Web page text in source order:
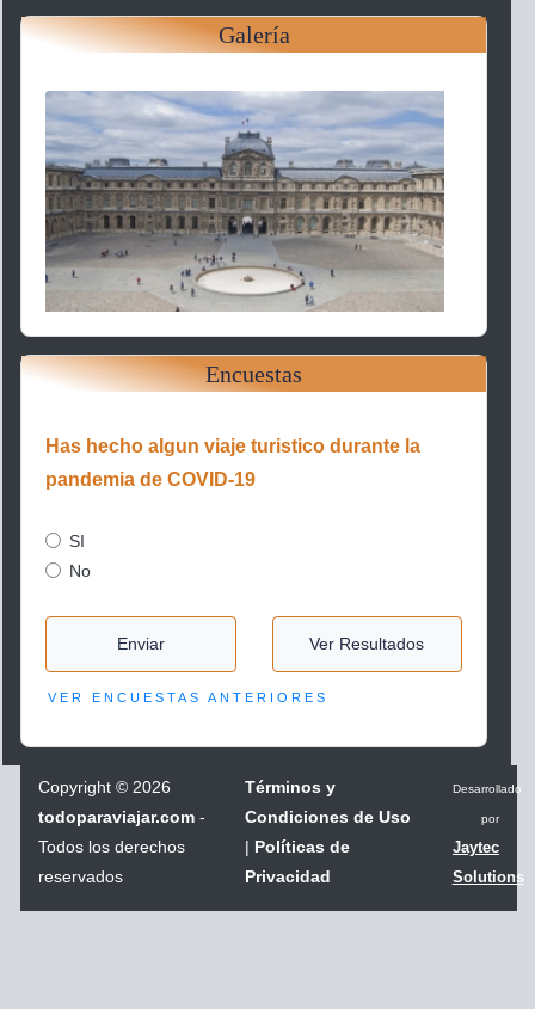
Galería
Encuestas
Has hecho algun viaje turistico durante la
pandemia de COVID-19
SI
No
Enviar Ver Resultados
VER ENCUESTAS ANTERIORES
Copyright © 2026
todoparaviajar.com -
Todos los derechos
reservados
Términos y
Condiciones de Uso
| Políticas de
Privacidad
Desarrollado
por
Jaytec
Solutions